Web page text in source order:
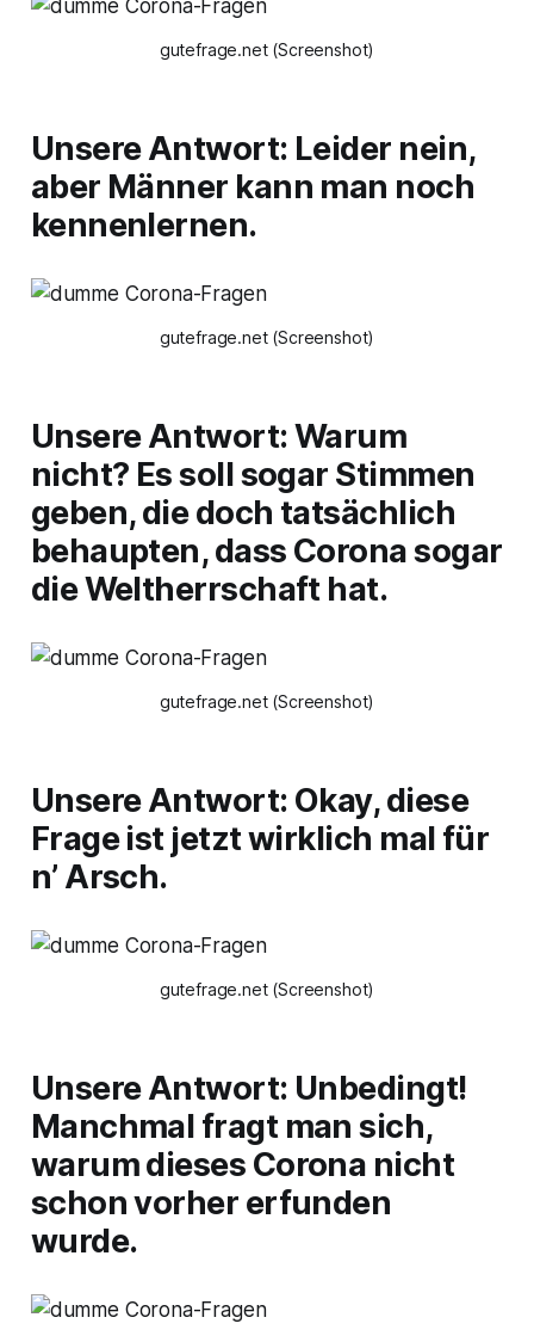
gutefrage.net (Screenshot)
Unsere Antwort: Leider nein,
aber Männer kann man noch
kennenlernen.
gutefrage.net (Screenshot)
Unsere Antwort: Warum
nicht? Es soll sogar Stimmen
geben, die doch tatsächlich
behaupten, dass Corona sogar
die Weltherrschaft hat.
gutefrage.net (Screenshot)
Unsere Antwort: Okay, diese
Frage ist jetzt wirklich mal für
n’ Arsch.
gutefrage.net (Screenshot)
Unsere Antwort: Unbedingt!
Manchmal fragt man sich,
warum dieses Corona nicht
schon vorher erfunden
wurde.